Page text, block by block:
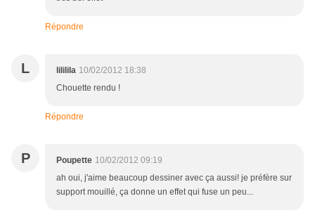
Répondre
L lililila 10/02/2012 18:38
Chouette rendu !
Répondre
P Poupette 10/02/2012 09:19
ah oui, j'aime beaucoup dessiner avec ça aussi! je préfère sur
support mouillé, ça donne un effet qui fuse un peu...